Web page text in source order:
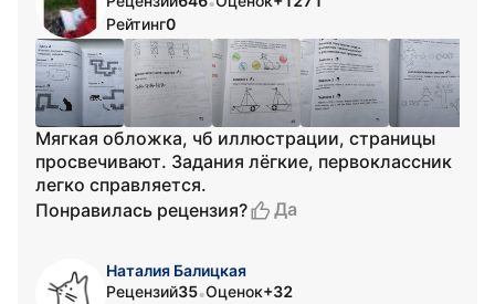
Рейтинг0
Мягкая обложка, чб иллюстрации, страницы
просвечивают. Задания лёгкие, первоклассник
легко справляется.
Понравилась рецензия?
Да
Наталия Балицкая
Рецензий35•Оценок+32